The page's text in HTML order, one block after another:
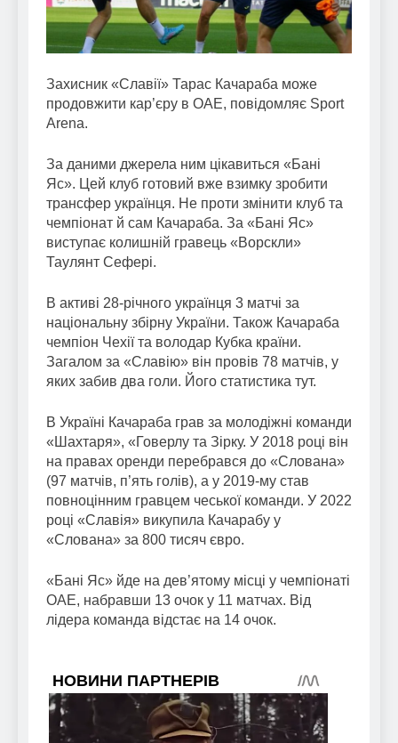
Захисник «Славії» Тарас Качараба може
продовжити кар’єру в ОАЕ, повідомляє Sport
Arena.
За даними джерела ним цікавиться «Бані
Яс». Цей клуб готовий вже взимку зробити
трансфер українця. Не проти змінити клуб та
чемпіонат й сам Качараба. За «Бані Яс»
виступає колишній гравець «Ворскли»
Таулянт Сефері.
В активі 28-річного українця 3 матчі за
національну збірну України. Також Качараба
чемпіон Чехії та володар Кубка країни.
Загалом за «Славію» він провів 78 матчів, у
яких забив два голи. Його статистика тут.
В Україні Качараба грав за молодіжні команди
«Шахтаря», «Говерлу та Зірку. У 2018 році він
на правах оренди перебрався до «Слована»
(97 матчів, п’ять голів), а у 2019-му став
повноцінним гравцем чеської команди. У 2022
році «Славія» викупила Качарабу у
«Слована» за 800 тисяч євро.
«Бані Яс» йде на дев’ятому місці у чемпіонаті
ОАЕ, набравши 13 очок у 11 матчах. Від
лідера команда відстає на 14 очок.